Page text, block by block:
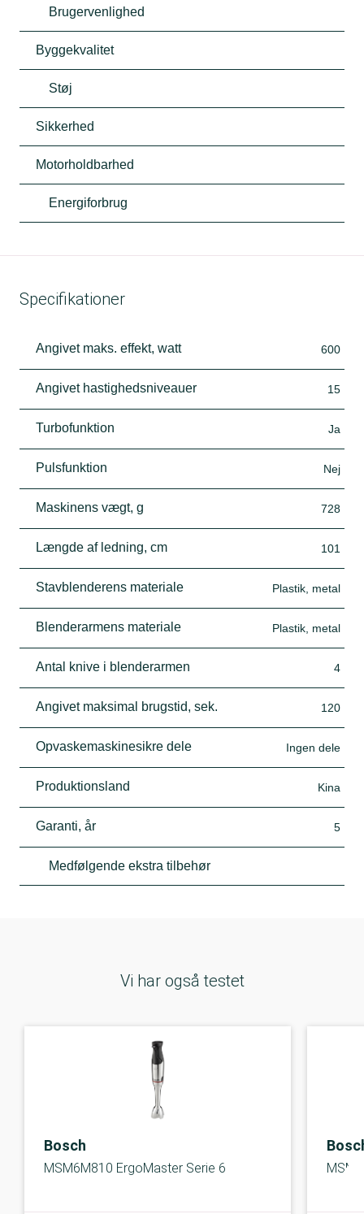
Brugervenlighed
Byggekvalitet
Støj
Sikkerhed
Motorholdbarhed
Energiforbrug
Specifikationer
Angivet maks. effekt, watt 600
Angivet hastighedsniveauer 15
Turbofunktion Ja
Pulsfunktion Nej
Maskinens vægt, g 728
Længde af ledning, cm 101
Stavblenderens materiale Plastik, metal
Blenderarmens materiale Plastik, metal
Antal knive i blenderarmen 4
Angivet maksimal brugstid, sek. 120
Opvaskemaskinesikre dele Ingen dele
Produktionsland Kina
Garanti, år 5
Medfølgende ekstra tilbehør
Vi har også testet
Bosch
MSM6M810 ErgoMaster Serie 6